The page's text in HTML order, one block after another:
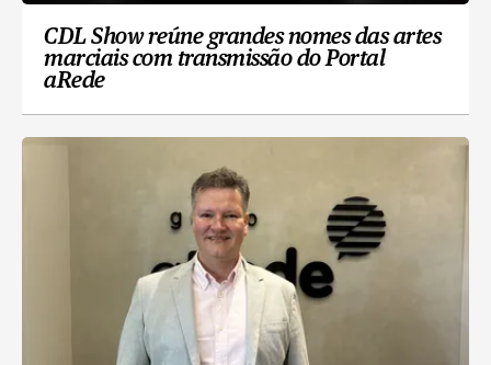
CDL Show reúne grandes nomes das artes
marciais com transmissão do Portal
aRede